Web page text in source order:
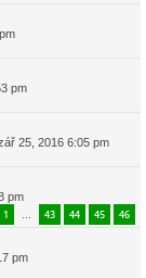
pm
25, 2016 6:05 pm
pm
1 … 43 44 45 46
pm